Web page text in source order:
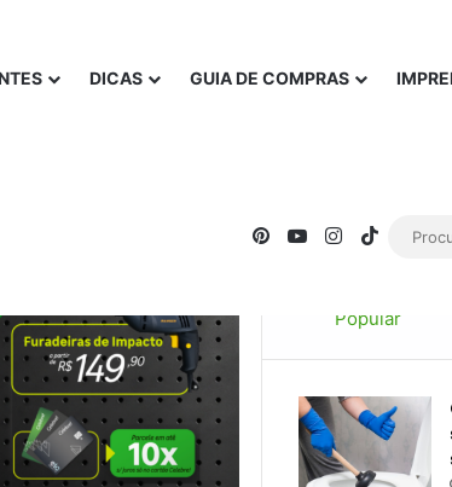
DICAS GUIA DE COMPRAS
PinterestYouTubeInstagram
TikTok
Popular